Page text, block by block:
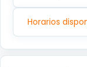
Horarios